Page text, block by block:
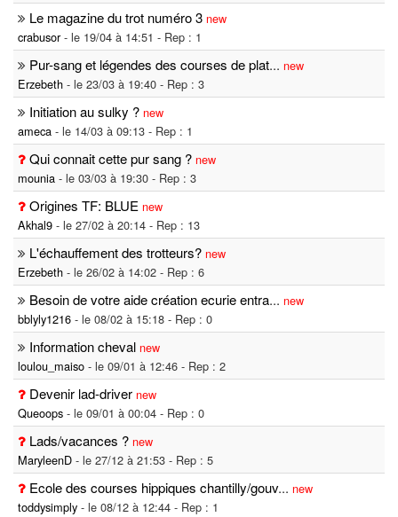
Le magazine du trot numéro 3 new
crabusor - le 19/04 à 14:51 - Rep : 1
Pur-sang et légendes des courses de plat... new
Erzebeth - le 23/03 à 19:40 - Rep : 3
Initiation au sulky ? new
ameca - le 14/03 à 09:13 - Rep : 1
Qui connait cette pur sang ? new
mounia - le 03/03 à 19:30 - Rep : 3
Origines TF: BLUE new
Akhal9 - le 27/02 à 20:14 - Rep : 13
L'échauffement des trotteurs? new
Erzebeth - le 26/02 à 14:02 - Rep : 6
Besoin de votre aide création ecurie entra... new
bblyly1216 - le 08/02 à 15:18 - Rep : 0
Information cheval new
loulou_maiso - le 09/01 à 12:46 - Rep : 2
Devenir lad-driver new
Queoops - le 09/01 à 00:04 - Rep : 0
Lads/vacances ? new
MaryleenD - le 27/12 à 21:53 - Rep : 5
Ecole des courses hippiques chantilly/gouv... new
toddysimply - le 08/12 à 12:44 - Rep : 1